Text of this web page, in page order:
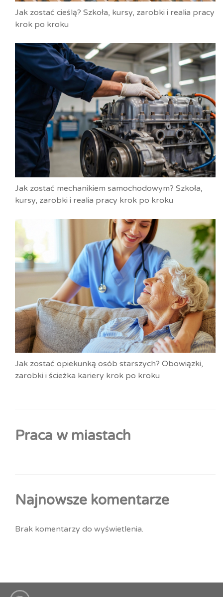
Jak zostać cieślą? Szkoła, kursy, zarobki i realia pracy
krok po kroku
Jak zostać mechanikiem samochodowym? Szkoła,
kursy, zarobki i realia pracy krok po kroku
Jak zostać opiekunką osób starszych? Obowiązki,
zarobki i ścieżka kariery krok po kroku
Praca w miastach
Najnowsze komentarze
Brak komentarzy do wyświetlenia.